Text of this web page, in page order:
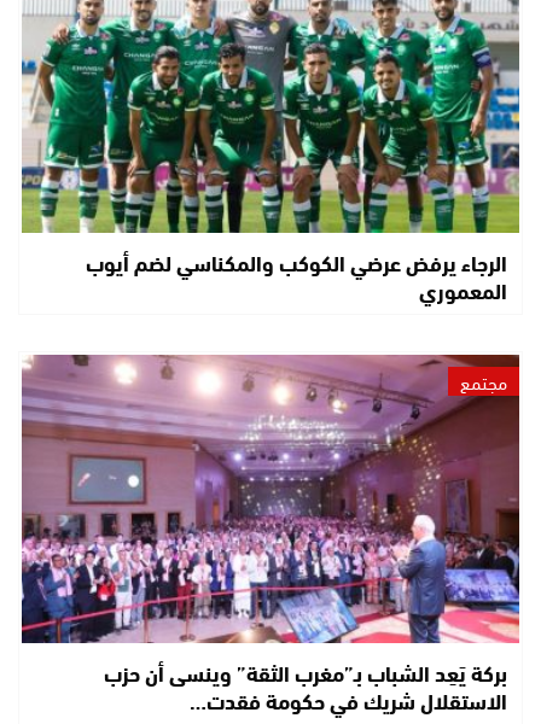
الرجاء يرفض عرضي الكوكب والمكناسي لضم أيوب
المعموري
مجتمع
بركة يَعِد الشباب بـ”مغرب الثقة” وينسى أن حزب
الاستقلال شريك في حكومة فقدت…